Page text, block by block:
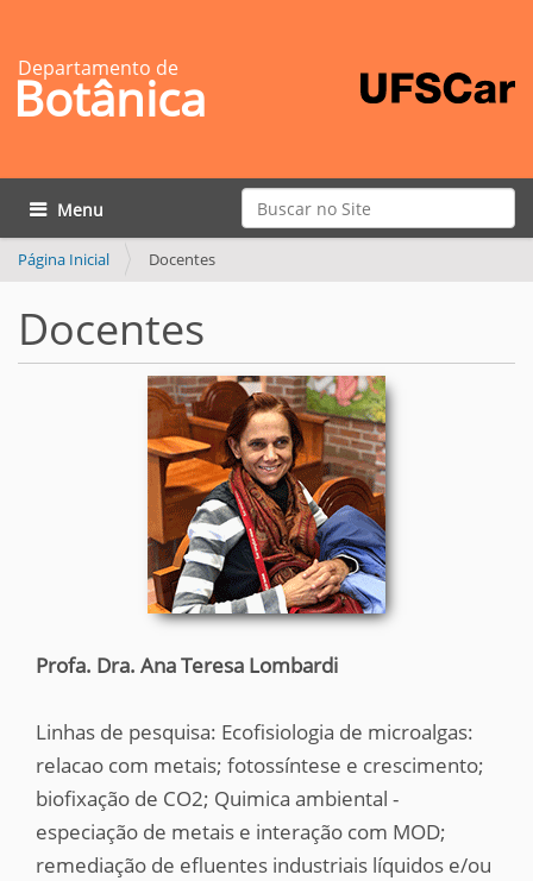
Departamento de
Botânica
Busca
Busca Avançada…
Toggle navigation
Página Inicial Docentes
Docentes
Profa. Dra. Ana Teresa Lombardi
Linhas de pesquisa: Ecofisiologia de microalgas:
relacao com metais; fotossíntese e crescimento;
biofixação de CO2; Quimica ambiental -
especiação de metais e interação com MOD;
remediação de efluentes industriais líquidos e/ou